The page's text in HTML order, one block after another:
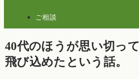
ご相談
40代のほうが思い切って
飛び込めたという話。